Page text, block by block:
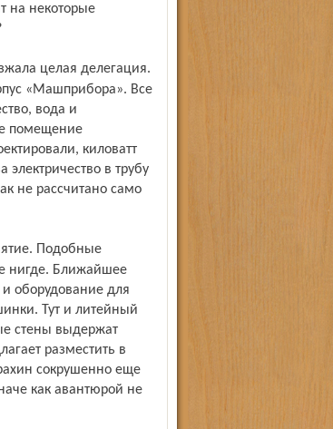
на некоторые
«Машприбора». Все
вода и
помещение
киловатт
в трубу
не рассчитано само
нигде. Ближайшее
и оборудование для
Тут и литейный
стены выдержат
разместить в
сокрушенно еще
как авантюрой не